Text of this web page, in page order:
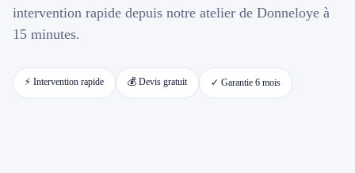
Broye 5
intervention rapide depuis notre atelier de Donneloye à
15 minutes.
⚡ Intervention rapide 💰 Devis gratuit ✓ Garantie 6 mois